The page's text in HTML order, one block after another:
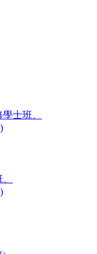
士班、